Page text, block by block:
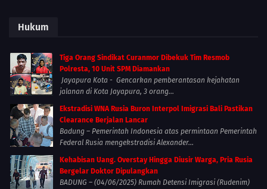
Hukum
Tiga Orang Sindikat Curanmor Dibekuk Tim Resmob
Polresta, 10 Unit SPM Diamankan
Jayapura Kota - Gencarkan pemberantasan kejahatan
jalanan di Kota Jayapura, 3 orang...
Ekstradisi WNA Rusia Buron Interpol Imigrasi Bali Pastikan
Clearance Berjalan Lancar
Badung – Pemerintah Indonesia atas permintaan Pemerintah
Federal Rusia mengekstradisi Alexander...
Kehabisan Uang. Overstay Hingga Diusir Warga, Pria Rusia
Bergelar Doktor Dipulangkan
BADUNG – (04/06/2025) Rumah Detensi Imigrasi (Rudenim)